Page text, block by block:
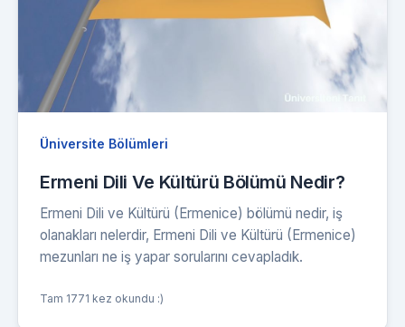
Üniversite Bölümleri
Ermeni Dili Ve Kültürü Bölümü Nedir?
Ermeni Dili ve Kültürü (Ermenice) bölümü nedir, iş
olanakları nelerdir, Ermeni Dili ve Kültürü (Ermenice)
mezunları ne iş yapar sorularını cevapladık.
Tam 1771 kez okundu :)